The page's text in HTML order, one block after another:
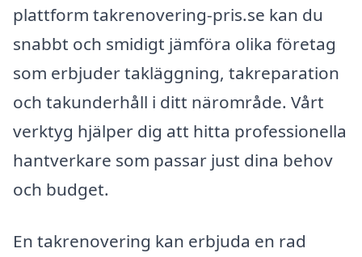
plattform takrenovering-pris.se kan du
snabbt och smidigt jämföra olika företag
som erbjuder takläggning, takreparation
och takunderhåll i ditt närområde. Vårt
verktyg hjälper dig att hitta professionella
hantverkare som passar just dina behov
och budget.
En takrenovering kan erbjuda en rad